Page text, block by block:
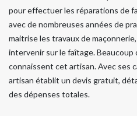
pour effectuer les réparations de
avec de nombreuses années de
maitrise les travaux de
intervenir sur le faîtage. Beaucoup
connaissent cet artisan. Avec ses
artisan établit un devis gratuit,
des dépenses totales.